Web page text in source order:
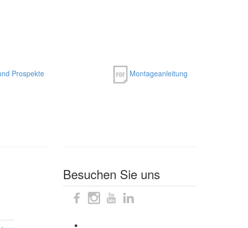
Prospekte Montageanleitung
Besuchen Sie uns